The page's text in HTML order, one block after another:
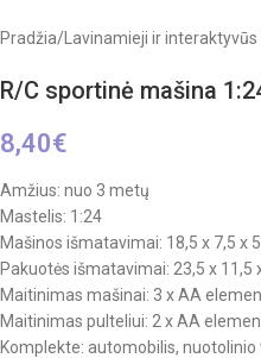
Pradžia/ Lavinamieji ir interaktyvūs
R/C sportinė mašina
8,40€
Amžius: nuo 3 metų
Mastelis: 1:24
Mašinos išmatavimai: 18,5 x 7,5 x
Pakuotės išmatavimai: 23,5 x 11,5
Maitinimas mašinai: 3 x AA
Maitinimas pulteliui: 2 x AA
Komplekte: automobilis,